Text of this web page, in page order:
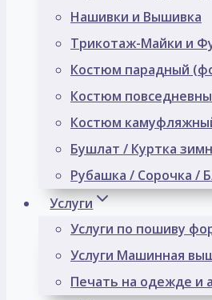
Нашивки и Вышивка
Трикотаж-Майки и
Костюм парадный
Костюм
Костюм
Бушлат / Куртка
Рубашка / Сорочка /
Услуги
Услуги по пошиву
Услуги Машинная
Печать на одежде и